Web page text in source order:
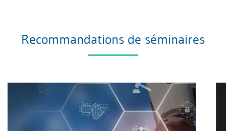
Recommandations de séminaires